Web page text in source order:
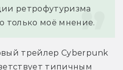
ретрофутуризма
только моё мнение.
трейлер Cyberpunk
типичным